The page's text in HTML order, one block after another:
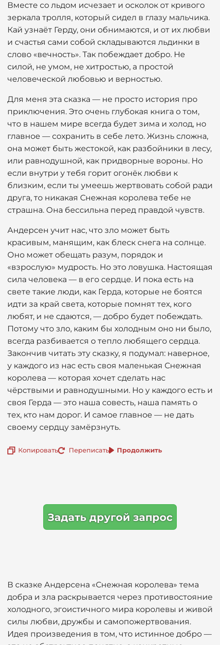
Вместе со льдом исчезает и осколок от кривого
зеркала тролля, который сидел в глазу мальчика.
Кай узнаёт Герду, они обнимаются, и от их любви
и счастья сами собой складываются льдинки в
слово «вечность». Так побеждает добро. Не
силой, не умом, не хитростью, а простой
человеческой любовью и верностью.
Для меня эта сказка — не просто история про
приключения. Это очень глубокая книга о том,
что в нашем мире всегда будет зима и холод, но
главное — сохранить в себе лето. Жизнь сложна,
она может быть жестокой, как разбойники в лесу,
или равнодушной, как придворные вороны. Но
если внутри у тебя горит огонёк любви к
близким, если ты умеешь жертвовать собой ради
друга, то никакая Снежная королева тебе не
страшна. Она бессильна перед правдой чувств.
Андерсен учит нас, что зло может быть
красивым, манящим, как блеск снега на солнце.
Оно может обещать разум, порядок и
«взрослую» мудрость. Но это ловушка. Настоящая
сила человека — в его сердце. И пока есть на
свете такие люди, как Герда, которые не боятся
идти за край света, которые помнят тех, кого
любят, и не сдаются, — добро будет побеждать.
Потому что зло, каким бы холодным оно ни было,
всегда разбивается о тепло любящего сердца.
Закончив читать эту сказку, я подумал: наверное,
у каждого из нас есть своя маленькая Снежная
королева — которая хочет сделать нас
чёрствыми и равнодушными. Но у каждого есть и
своя Герда — это наша совесть, наша память о
тех, кто нам дорог. И самое главное — не дать
своему сердцу замёрзнуть.
Копировать Переписать Продолжить
Задать другой запрос
В сказке Андерсена «Снежная королева» тема
добра и зла раскрывается через противостояние
холодного, эгоистичного мира королевы и живой
силы любви, дружбы и самопожертвования.
Идея произведения в том, что истинное добро —